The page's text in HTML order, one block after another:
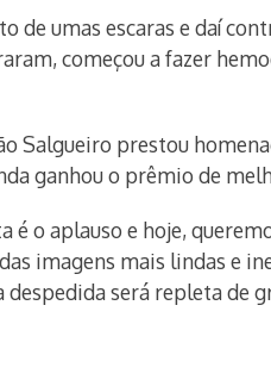
de umas escaras e daí
começou a fazer
Salgueiro prestou
ganhou o prêmio de
é o aplauso e hoje,
imagens mais lindas e
será repleta de